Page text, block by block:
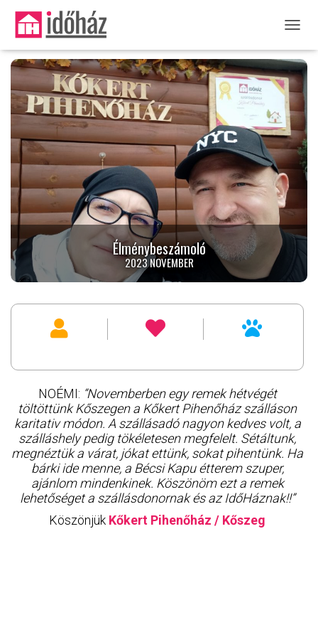
Élménybeszámoló
2023 NOVEMBER
NOÉMI: “Novemberben egy remek hétvégét
töltöttünk Kőszegen a Kőkert Pihenőház szálláson
karitativ módon. A szállásadó nagyon kedves volt, a
szálláshely pedig tökéletesen megfelelt. Sétáltunk,
megnéztük a várat, jókat ettünk, sokat pihentünk. Ha
bárki ide menne, a Bécsi Kapu étterem szuper,
ajánlom mindenkinek. Köszönöm ezt a remek
lehetőséget a szállásdonornak és az IdőHáznak!!”
Köszönjük Kőkert Pihenőház / Kőszeg